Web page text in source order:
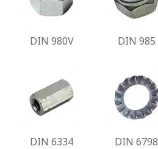
DIN 980V DIN 985
DIN 6334 DIN 6798